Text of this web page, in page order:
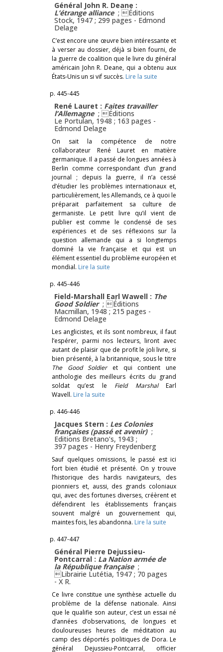
Général John R. Deane :
L’étrange alliance ; Éditions
Stock, 1947 ; 299 pages - Edmond
Delage
C’est encore une œuvre bien intéressante et
à verser au dossier, déjà si bien fourni, de
la guerre de coalition que le livre du général
américain John R. Deane, qui a obtenu aux
États-Unis un si vif succès. Lire la suite
p. 445-445
René Lauret : Faites travailler
l’Allemagne ; Éditions
Le Portulan, 1948 ; 163 pages -
Edmond Delage
On sait la compétence de notre
collaborateur René Lauret en matière
germanique. Il a passé de longues années à
Berlin comme correspondant d’un grand
journal ; depuis la guerre, il n’a cessé
d’étudier les problèmes internationaux et,
particulièrement, les Allemands, ce à quoi le
préparait parfaitement sa culture de
germaniste. Le petit livre qu’il vient de
publier est comme le condensé de ses
expériences et de ses réflexions sur la
question allemande qui a si longtemps
dominé la vie française et qui est un
élément essentiel du problème européen et
mondial. Lire la suite
p. 445-446
Field-Marshall Earl Wawell : The
Good Soldier ; Éditions
Macmillan, 1948 ; 215 pages -
Edmond Delage
Les anglicistes, et ils sont nombreux, il faut
l’espérer, parmi nos lecteurs, liront avec
autant de plaisir que de profit le joli livre, si
bien présenté, à la britannique, sous le titre
The Good Soldier et qui contient une
anthologie des meilleurs écrits du grand
soldat qu’est le Field MarshalEarl
Wavell. Lire la suite
p. 446-446
Jacques Stern : Les Colonies
françaises (passé et avenir) ;
Editions Bretano’s, 1943 ;
397 pages - Henry Freydenberg
Sauf quelques omissions, le passé est ici
fort bien étudié et présenté. On y trouve
l’historique des hardis navigateurs, des
pionniers et, aussi, des grands coloniaux
qui, avec des fortunes diverses, créèrent et
défendirent les établissements français
souvent malgré un gouvernement qui,
maintes fois, les abandonna. Lire la suite
p. 447-447
Général Pierre Dejussieu-
Pontcarral : La Nation armée de
la République française ;
Librairie Lutétia, 1947 ; 70 pages
- X R.
Ce livre constitue une synthèse actuelle du
problème de la défense nationale. Ainsi
que le qualifie son auteur, c’est un essai né
d’années d’observations, de longues et
douloureuses heures de méditation au
camp des déportés politiques de Dora. Le
général Dejussieu-Pontcarral, officier